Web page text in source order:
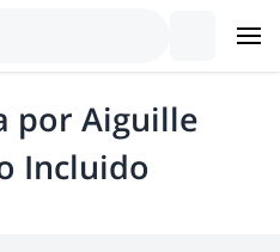
por Aiguille
Incluido